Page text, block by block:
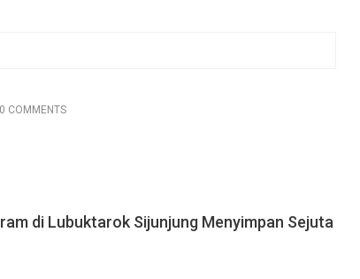
0 COMMENTS
di Lubuktarok Sijunjung Menyimpan Sejuta